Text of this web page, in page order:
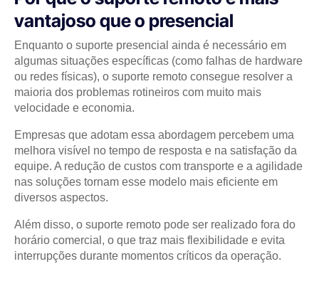
vantajoso que o presencial
Enquanto o suporte presencial ainda é necessário em
algumas situações específicas (como falhas de hardware
ou redes físicas), o suporte remoto consegue resolver a
maioria dos problemas rotineiros com muito mais
velocidade e economia.
Empresas que adotam essa abordagem percebem uma
melhora visível no tempo de resposta e na satisfação da
equipe. A redução de custos com transporte e a agilidade
nas soluções tornam esse modelo mais eficiente em
diversos aspectos.
Além disso, o suporte remoto pode ser realizado fora do
horário comercial, o que traz mais flexibilidade e evita
interrupções durante momentos críticos da operação.